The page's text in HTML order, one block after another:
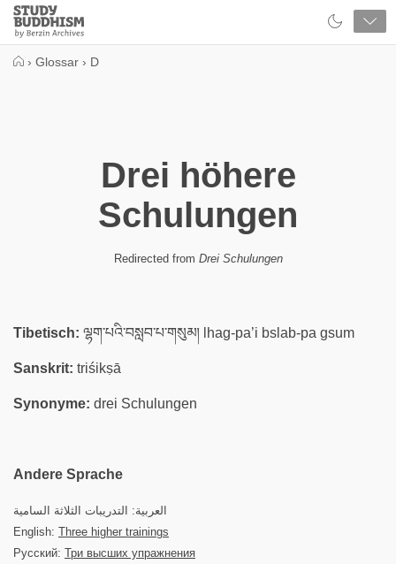
Close
Study
Buddhism
› Glossar › D
Drei höhere
Schulungen
Redirected from Drei Schulungen
Tibetisch: ལྷག་པའི་བསླབ་པ་གསུམ། lhag-pa’i bslab-pa gsum
Sanskrit: triśikṣā
Synonyme: drei Schulungen
Andere Sprache
العربية: التدريبات الثلاثة السامية
English: Three higher trainings
Русский: Три высших упражнения